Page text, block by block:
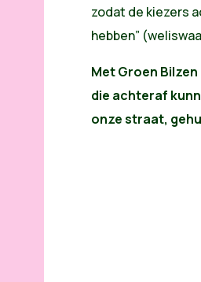
zodat de kiezers
hebben”
Met Groen
die achteraf
onze straat,